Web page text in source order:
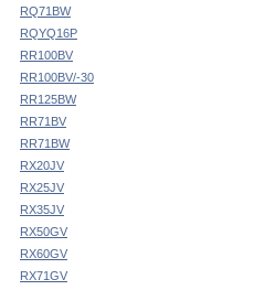
RQ71BW
RQYQ16P
RR100BV
RR100BV/-30
RR125BW
RR71BV
RR71BW
RX20JV
RX25JV
RX35JV
RX50GV
RX60GV
RX71GV